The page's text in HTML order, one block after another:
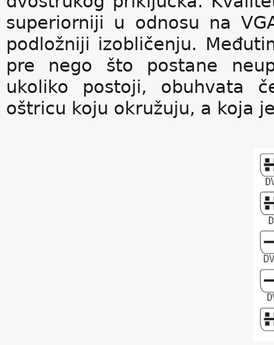
superiorniji u odnosu na
podložniji izobličenju.
pre nego što postane
ukoliko postoji, obuhvata
oštricu koju okružuju, a koja